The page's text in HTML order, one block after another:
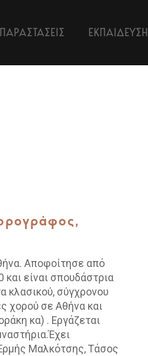
ΠΑΡΑΣΤΑΣΕΙΣ ΕΚΠΑΙΔΕΥΣΗ
Αποφοίτησε από
είναι σπουδάστρια
κλασικού, σύγχρονου
χορού σε Αθήνα και
κα) . Εργάζεται
Μαλκότσης, Τάσος